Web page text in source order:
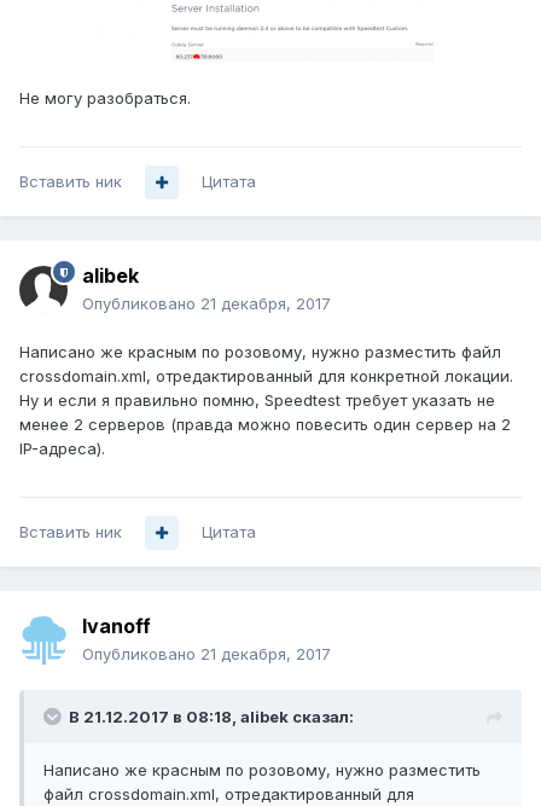
Не могу разобраться.
Вставить ник Цитата
alibek
Опубликовано 21 декабря, 2017
Написано же красным по розовому, нужно разместить файл
crossdomain.xml, отредактированный для конкретной локации.
Ну и если я правильно помню, Speedtest требует указать не
менее 2 серверов (правда можно повесить один сервер на 2
IP-адреса).
Вставить ник Цитата
Ivanoff
Опубликовано 21 декабря, 2017
В 21.12.2017 в 08:18, alibek сказал:
Написано же красным по розовому, нужно разместить
файл crossdomain.xml, отредактированный для